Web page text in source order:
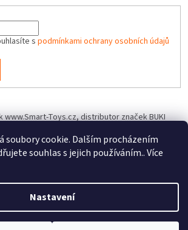
soubory cookie. Dalším procházením
souhlas s jejich používáním.. Více
Nastavení
s podmínkami ochrany osobních údajů
www.Smart-Toys.cz, distributor značek BUKI
. Všechna práva vyhrazena.Upravit